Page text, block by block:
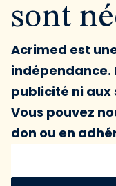
sont
Acrimed est
indépendance.
publicité ni aux
Vous pouvez
don ou en